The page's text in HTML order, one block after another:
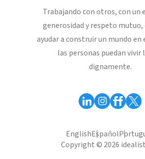
Trabajando con otros, con un
generosidad y respeto mutuo,
ayudar a construir un mundo en
las personas puedan vivir
dignamente.
EnglishEspañol
Copyright © 2026